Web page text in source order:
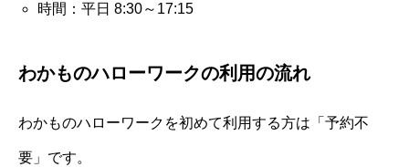
時間：平日 8:30～17:15
わかものハローワークの利用の流れ
わかものハローワークを初めて利用する方は「予約不
要」です。